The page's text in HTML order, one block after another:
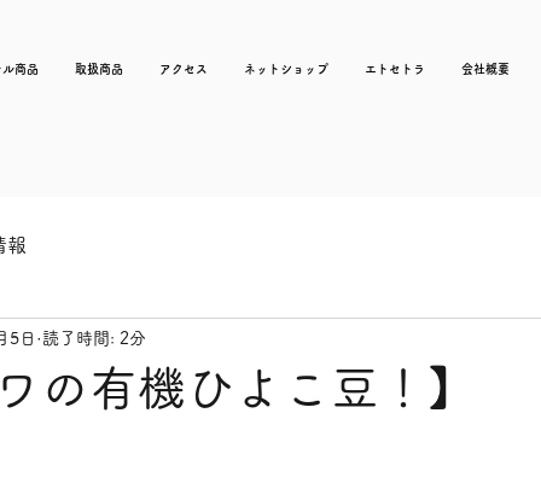
商品 取扱商品 アクセス ネットショップ エトセトラ 会社概要
報
の有機ひよこ豆！】
5日 読了時間: 2分